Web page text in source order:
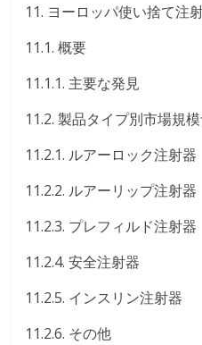
11. ヨーロッパ使い捨て注
11.1. 概要
11.1.1. 主要な発見
11.2. 製品タイプ別市場規
11.2.1. ルアーロック注射器
11.2.2. ルアーリップ注射器
11.2.3. プレフィルド注射器
11.2.4. 安全注射器
11.2.5. インスリン注射器
11.2.6. その他